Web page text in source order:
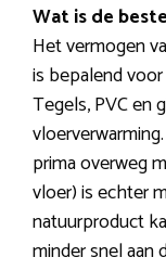
Wat is de
Het vermogen
is bepalend
Tegels, PVC en
prima overweg
vloer) is echter
natuurproduct
minder snel aan